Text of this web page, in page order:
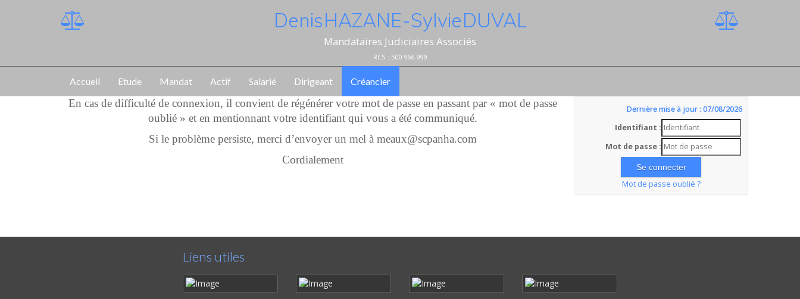
Denis HAZANE - Sylvie DUVAL
Mandataires Judiciaires Associés
RCS : 500.966.999
Accueil Etude Mandat Actif Salarié Dirigeant Créancier
En cas de difficulté de connexion, il convient de régénérer votre mot de passe en passant par « mot de passe
oublié » et en mentionnant votre identifiant qui vous a été communiqué.
Si le problème persiste, merci d’envoyer un mel à meaux@scpanha.com
Cordialement
Dernière mise à jour : 07/08/2026
Identifiant :
Mot de passe :
Mot de passe oublié ?
Liens utiles